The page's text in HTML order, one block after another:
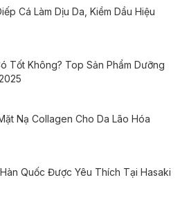
Cá Làm Dịu Da, Kiềm Dầu Hiệu
Tốt Không? Top Sản Phẩm Dưỡng
Nạ Collagen Cho Da Lão Hóa
Quốc Được Yêu Thích Tại Hasaki